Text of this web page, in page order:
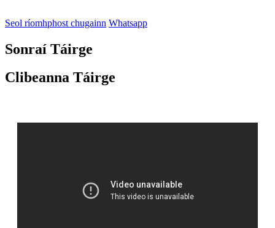
Seol ríomhphost chugainn Whatsapp
Sonraí Táirge
Clibeanna Táirge